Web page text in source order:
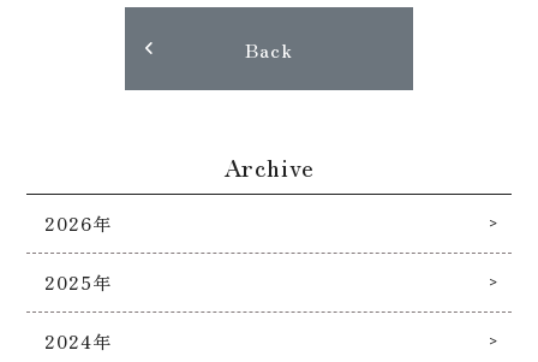
Back
Archive
2026年
2025年
2024年